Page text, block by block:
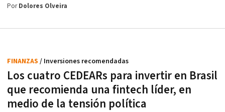
PorDolores Olveira
Los cuatro CEDEARs para invertir en Brasil
que recomienda una fintech líder, en
medio de la tensión política
FINANZAS / Inversiones recomendadas